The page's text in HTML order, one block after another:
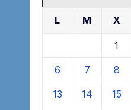
L M X
1
6 7 8
13 14 15